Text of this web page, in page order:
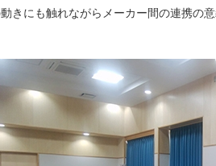
きにも触れながらメーカー間の連携の